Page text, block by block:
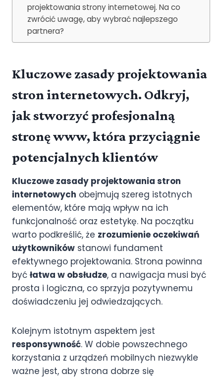
projektowania strony internetowej. Na co
zwrócić uwagę, aby wybrać najlepszego
partnera?
Kluczowe zasady projektowania
stron internetowych. Odkryj,
jak stworzyć profesjonalną
stronę www, która przyciągnie
potencjalnych klientów
Kluczowe zasady projektowania stron
internetowych obejmują szereg istotnych
elementów, które mają wpływ na ich
funkcjonalność oraz estetykę. Na początku
warto podkreślić, że zrozumienie oczekiwań
użytkowników stanowi fundament
efektywnego projektowania. Strona powinna
być łatwa w obsłudze, a nawigacja musi być
prosta i logiczna, co sprzyja pozytywnemu
doświadczeniu jej odwiedzających.
Kolejnym istotnym aspektem jest
responsywność. W dobie powszechnego
korzystania z urządzeń mobilnych niezwykle
ważne jest, aby strona dobrze się